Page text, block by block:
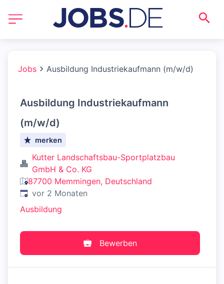
Jobs Ausbildung Industriekaufmann (m/w/d)
Ausbildung Industriekaufmann
(m/w/d)
merken
Kutter Landschaftsbau-Sportplatzbau
GmbH & Co. KG
87700 Memmingen, Deutschland
Veröffentlicht:
vor 2 Monaten
Ausbildung
Bewerben